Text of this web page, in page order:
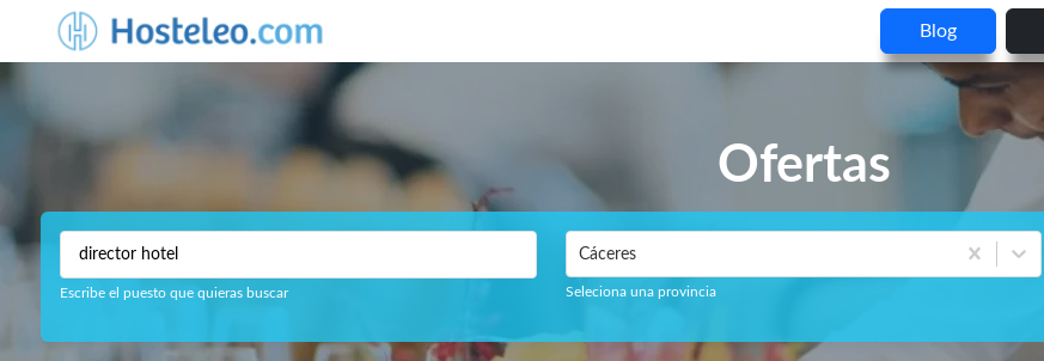
Blog
Ofertas
Escribe el puesto que quieras buscar
Cáceres
Seleciona una provincia